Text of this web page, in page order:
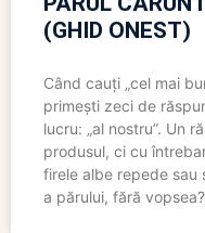
(GHID ONEST)
Când cauți „cel mai
primești zeci de
lucru: „al nostru”. Un
produsul, ci cu
firele albe repede sau
a părului, fără